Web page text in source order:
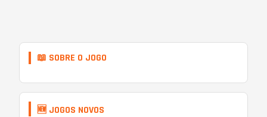
📖 SOBRE O JOGO
🆕 JOGOS NOVOS